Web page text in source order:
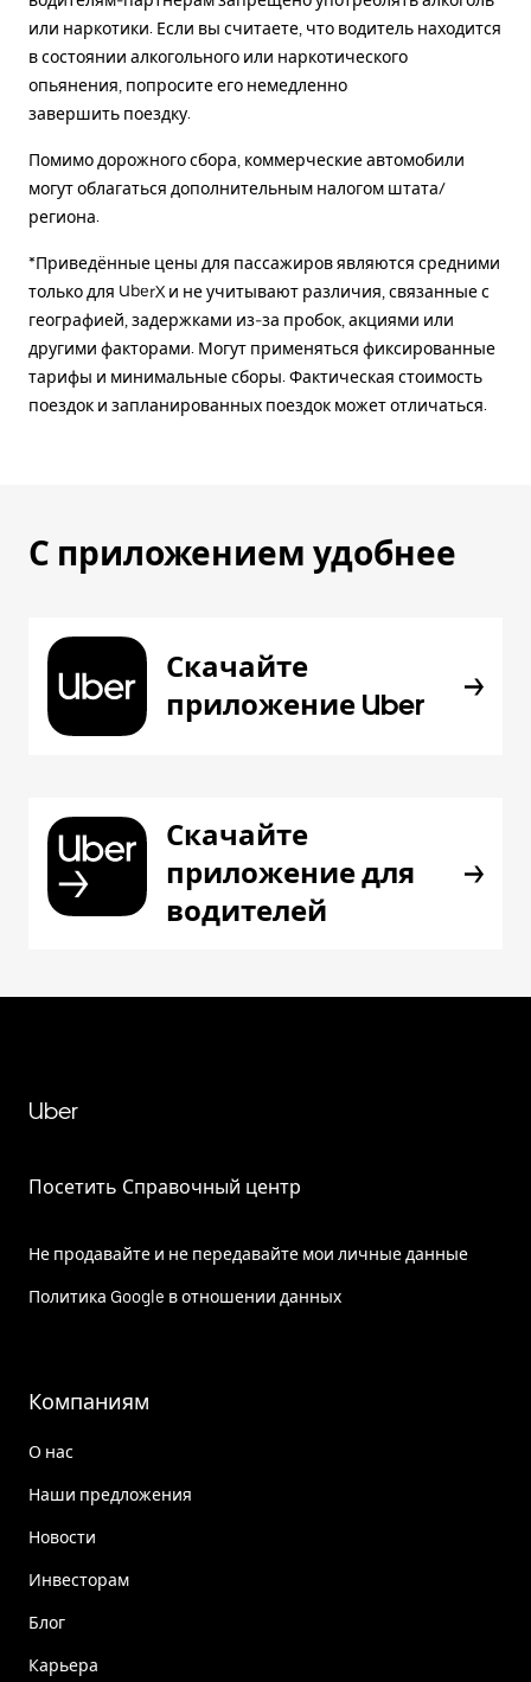
или наркотики. Если вы считаете, что водитель находится
в состоянии алкогольного или наркотического
опьянения, попросите его немедленно
завершить поездку.
Помимо дорожного сбора, коммерческие автомобили
могут облагаться дополнительным налогом штата/
региона.
*Приведённые цены для пассажиров являются средними
только для UberX и не учитывают различия, связанные с
географией, задержками из-за пробок, акциями или
другими факторами. Могут применяться фиксированные
тарифы и минимальные сборы. Фактическая стоимость
поездок и запланированных поездок может отличаться.
С приложением удобнее
Скачайте
приложение Uber
Скачайте
приложение для
водителей
Uber
Посетить Справочный центр
Не продавайте и не передавайте мои личные данные
Политика Google в отношении данных
Компаниям
О нас
Наши предложения
Новости
Инвесторам
Блог
Карьера